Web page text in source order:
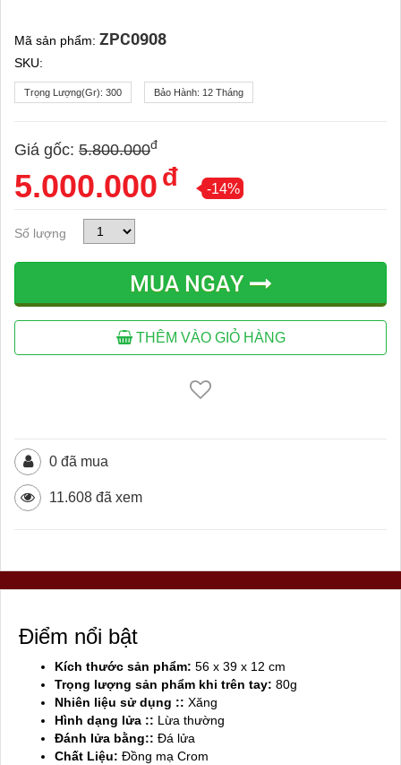
Mã sản phẩm: ZPC0908
SKU:
Trọng Lượng(gr): 300 Bảo Hành: 12 Tháng
Giá gốc: 5.800.000đ
5.000.000 đ -14%
Số lượng
MUA NGAY
THÊM VÀO GIỎ HÀNG
0 đã mua
11.608 đã xem
Điểm nổi bật
Kích thước sản phẩm: 56 x 39 x 12 cm
Trọng lượng sản phẩm khi trên tay: 80g
Nhiên liệu sử dụng :: Xăng
Hình dạng lửa :: Lừa thường
Đánh lửa bằng:: Đá lửa
Chất Liệu: Đồng mạ Crom